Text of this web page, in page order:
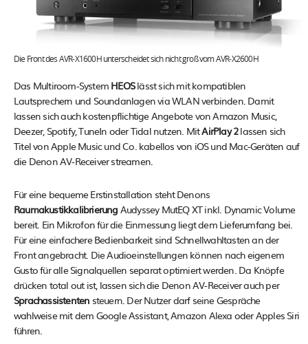
Die Front des AVR-X1600H unterscheidet sich nicht groß vom AVR-X2600H
Das Multiroom-System HEOSlässt sich mit kompatiblen
Lautsprechern und Soundanlagen via WLAN verbinden. Damit
lassen sich auch kostenpflichtige Angebote von Amazon Music,
Deezer, Spotify, TuneIn oder Tidal nutzen. MitAirPlay 2lassen sich
Titel von Apple Music und Co. kabellos von iOS und Mac-Geräten auf
die Denon AV-Receiver streamen.
Für eine bequeme Erstinstallation steht Denons
Raumakustikkalibrierung Audyssey MutEQ XT inkl. Dynamic Volume
bereit. Ein Mikrofon für die Einmessung liegt dem Lieferumfang bei.
Für eine einfachere Bedienbarkeit sind Schnellwahltasten an der
Front angebracht. Die Audioeinstellungen können nach eigenem
Gusto für alle Signalquellen separat optimiert werden. Da Knöpfe
drücken total out ist, lassen sich die Denon AV-Receiver auch per
Sprachassistenten steuern. Der Nutzer darf seine Gespräche
wahlweise mit dem Google Assistant, Amazon Alexa oder Apples Siri
führen.